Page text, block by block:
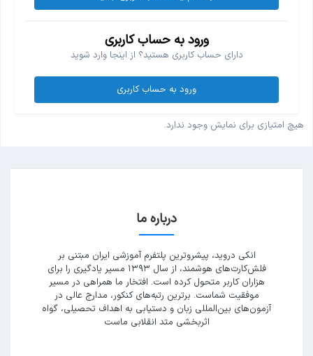
ورود به حساب کاربری
دارای حساب کاربری هستید؟ از اینجا وارد شوید
ورود به حساب کاربری
هیچ امتیازی برای نمایش وجود ندارد.
درباره ما
انکی دروید، پیشروترین پلتفرم آموزشی ایران مبتنی بر
فلش‌کارت‌های هوشمند، از سال ۱۳۹۳ مسیر یادگیری را برای
هزاران کاربر متحول کرده است. افتخار ما همراهی در مسیر
موفقیت شماست. برترین رتبه‌های کنکور، مدارج عالی در
آزمون‌های بین‌المللی زبان و دستیابی به اهداف تحصیلی، گواه
اثربخشی متد انقلابی ماست